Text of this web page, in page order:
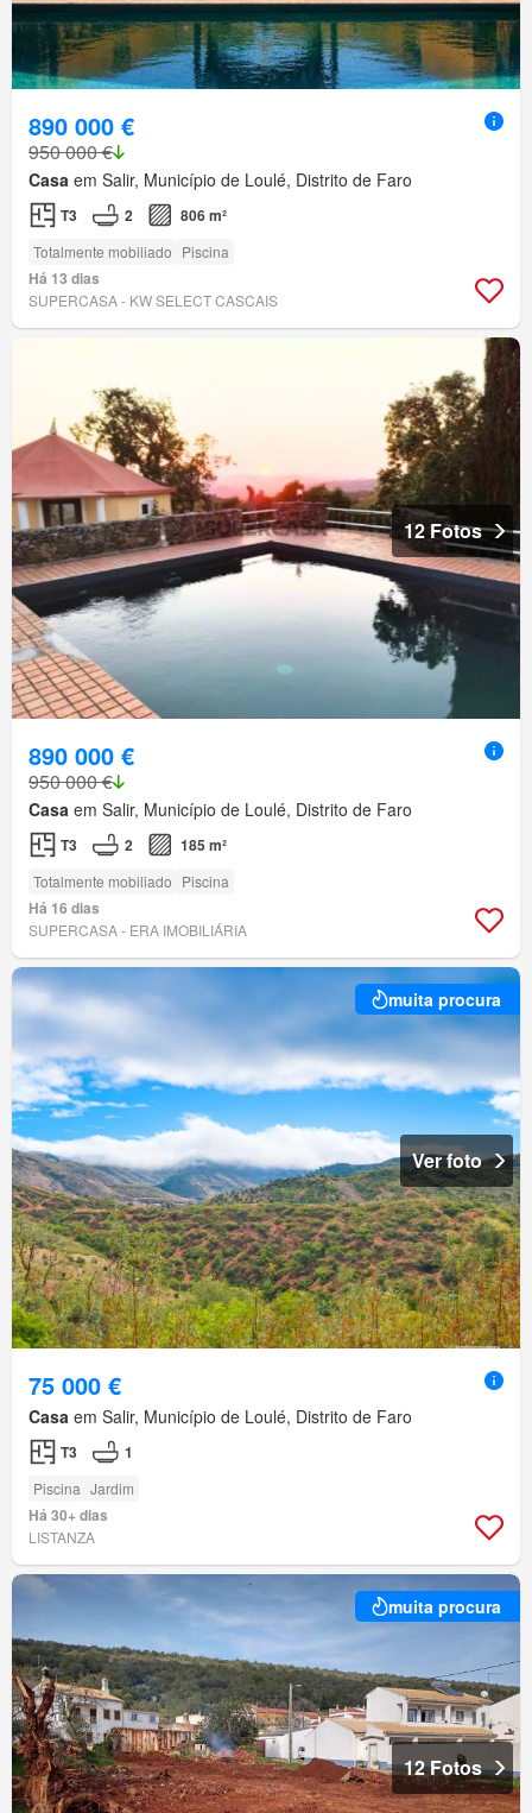
890 000 €
950 000 €
Casa em Salir, Município de Loulé, Distrito de Faro
T3 2 806 m²
Totalmente mobiliado Piscina
Há 13 dias
SUPERCASA - KW SELECT CASCAIS
12 Fotos
890 000 €
950 000 €
Casa em Salir, Município de Loulé, Distrito de Faro
T3 2 185 m²
Totalmente mobiliado Piscina
Há 16 dias
SUPERCASA - ERA IMOBILIÁRIA
muita procura
Ver foto
75 000 €
Casa em Salir, Município de Loulé, Distrito de Faro
T3 1
Piscina Jardim
Há 30+ dias
LISTANZA
muita procura
12 Fotos